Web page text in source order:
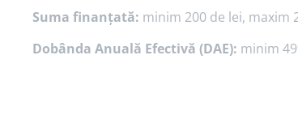
Suma finanțată: minim 200 de lei, maxim
Dobânda Anuală Efectivă (DAE): minim